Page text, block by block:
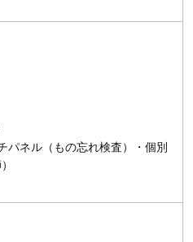
ネル（もの忘れ検査）・個別